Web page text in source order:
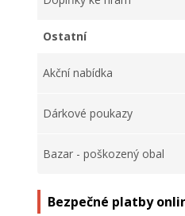
Ostatní
Akční nabídka
Dárkové poukazy
Bazar - poškozený obal
Bezpečné platby